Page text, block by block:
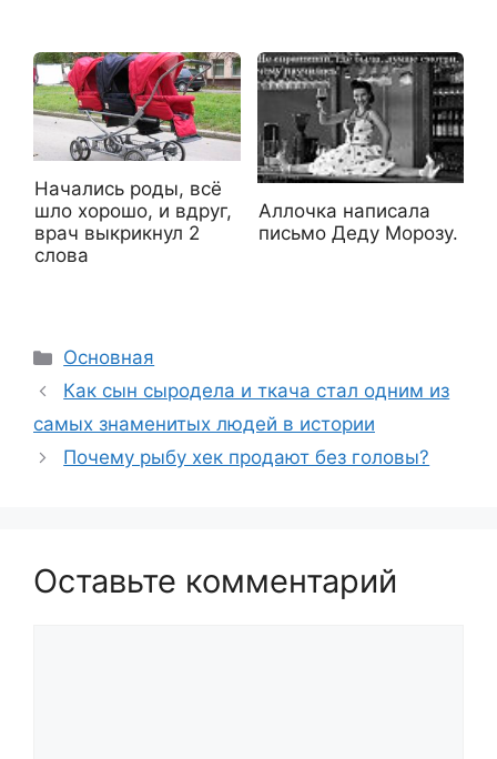
Начались роды, всё
шло хорошо, и вдруг,
врач выкрикнул 2
слова
Аллочка написала
письмо Деду Морозу.
Рубрики
Основная
Как сын сыродела и ткача стал одним из
самых знаменитых людей в истории
Почему рыбу хек продают без головы?
Оставьте комментарий